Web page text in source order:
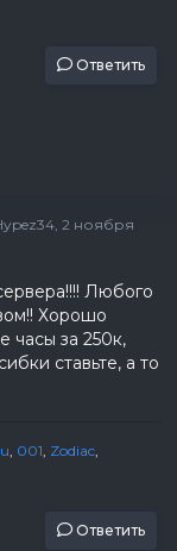
Ответить
, 2 ноября
Любого
Хорошо
часы за 250к,
ставьте, а то
001 Zodiac
Ответить